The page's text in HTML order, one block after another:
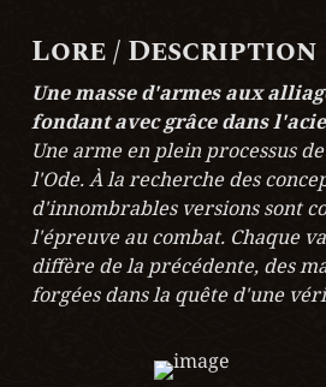
Lore / Description
Une masse d'armes aux
fondant avec grâce dans
Une arme en plein processus
l'Ode. À la recherche des
d'innombrables versions sont
l'épreuve au combat. Chaque
diffère de la précédente, des
forgées dans la quête d'une